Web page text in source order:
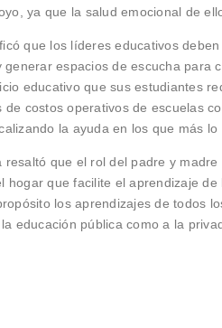
ya que la salud emocional de
que los líderes educativos
generar espacios de escucha para
educativo que sus estudiantes
de costos operativos de escuelas
la ayuda en los que más lo
resaltó que el rol del padre y
hogar que facilite el aprendizaje
los aprendizajes de todos
educación pública como a la